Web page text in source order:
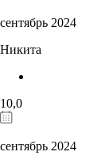
сентябрь 2024
Никита
10,0
сентябрь 2024